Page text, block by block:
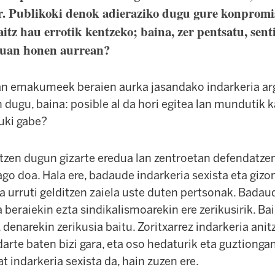
Publikoki denok adieraziko dugu gure
hau errotik kentzeko; baina, zer pentsatu,
honen aurrean?
emakumeek beraien aurka jasandako indarkeria
dugu, baina: posible al da hori egitea lan mundutik
gabe?
dugun gizarte eredua lan zentroetan
doa. Hala ere, badaude indarkeria sexista eta
urruti gelditzen zaiela uste duten pertsonak.
beraiekin ezta sindikalismoarekin ere zerikusirik.
zerikusia baitu. Zoritxarrez indarkeria
baten bizi gara, eta oso hedaturik eta
indarkeria sexista da, hain zuzen ere.